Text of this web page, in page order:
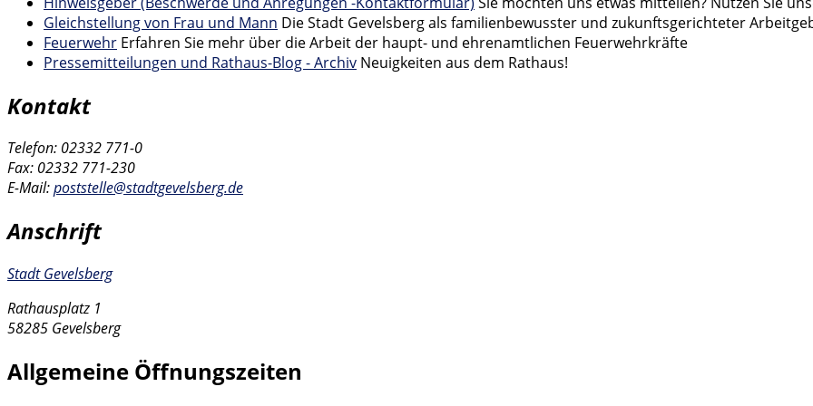
Gleichstellung von Frau und Mann Die Stadt Gevelsberg als familienbewusster und zukunftsgerichteter
Feuerwehr Erfahren Sie mehr über die Arbeit der haupt- und ehrenamtlichen Feuerwehrkräfte
Pressemitteilungen und Rathaus-Blog - Archiv Neuigkeiten aus dem Rathaus!
Kontakt
Telefon: 02332 771-0
Fax: 02332 771-230
E-Mail:poststelle@stadtgevelsberg.de
Anschrift
Stadt Gevelsberg
Rathausplatz 1
58285 Gevelsberg
Allgemeine Öffnungszeiten